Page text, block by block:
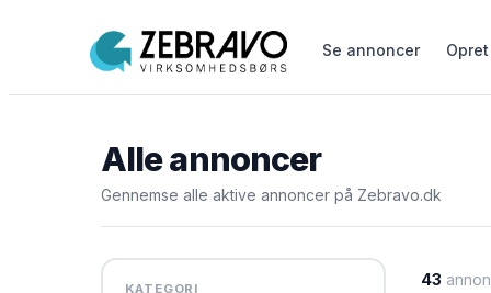
Se annoncer
Alle annoncer
Gennemse alle aktive annoncer på Zebravo.dk
KATEGORI
43